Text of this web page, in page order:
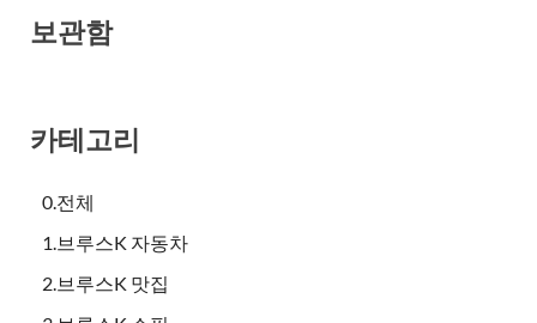
보관함
카테고리
0.전체
1.브루스K 자동차
2.브루스K 맛집